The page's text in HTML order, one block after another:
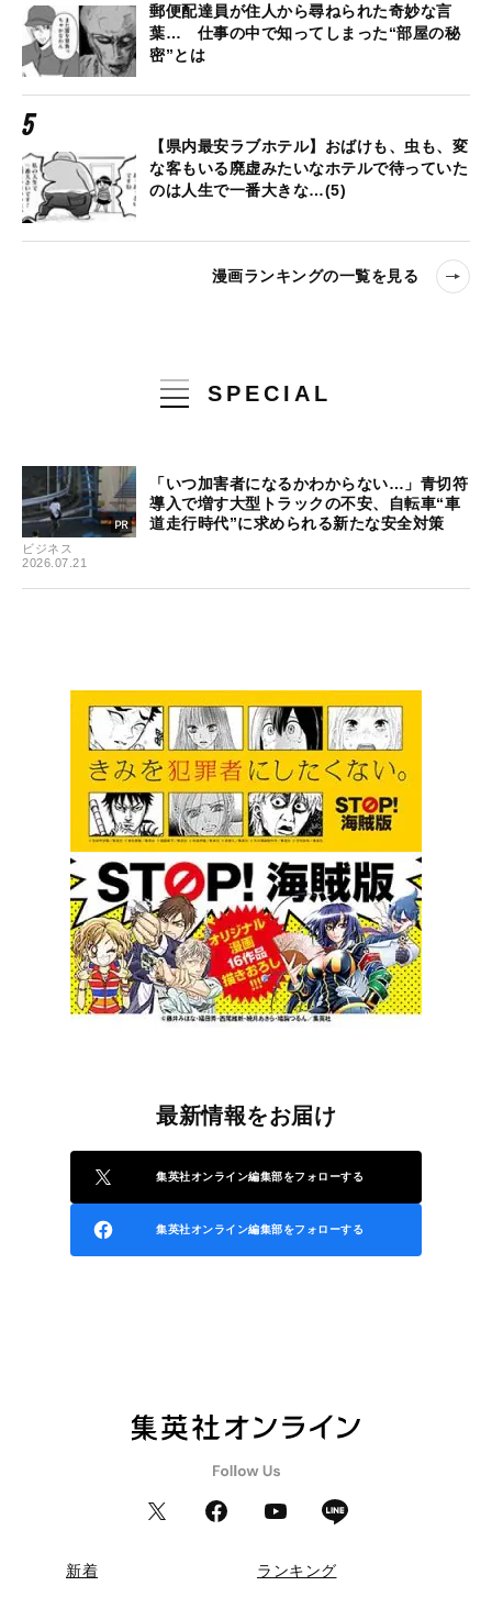
郵便配達員が住人から尋ねられた奇妙な言
葉… 仕事の中で知ってしまった“部屋の秘
密”とは
【県内最安ラブホテル】おばけも、虫も、変
な客もいる廃虚みたいなホテルで待っていた
のは人生で一番大きな…(5)
漫画ランキングの一覧を見る
SPECIAL
ビジネス
2026.07.21
「いつ加害者になるかわからない…」青切符
導入で増す大型トラックの不安、自転車“車
道走行時代”に求められる新たな安全対策
最新情報をお届け
集英社オンライン編集部をフォローする
集英社オンライン編集部をフォローする
新着 ランキング